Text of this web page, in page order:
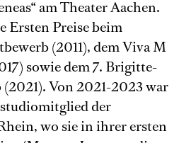
am Theater Aachen.
Ersten Preise beim
(2011), dem Viva M
sowie dem 7. Brigitte-
Von 2021-2023 war
der
wo sie in ihrer ersten